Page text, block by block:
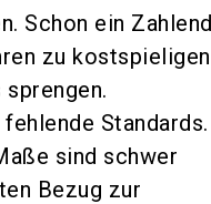
Schon ein
zu kostspieligen
Standards.
sind schwer
Bezug zur